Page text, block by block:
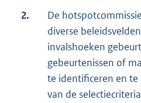
2.
De
diverse
invalshoeken
gebeurtenissen of
te identificeren en te
van de